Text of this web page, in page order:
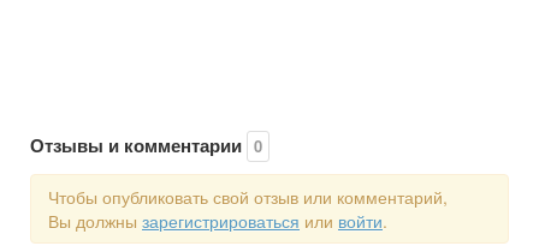
Отзывы и комментарии 0
Чтобы опубликовать свой отзыв или комментарий,
Вы должны зарегистрироваться или войти.